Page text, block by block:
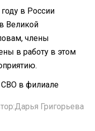
в России
Великой
члены
в работу в этом
СВО в филиале
Дарья Григорьева